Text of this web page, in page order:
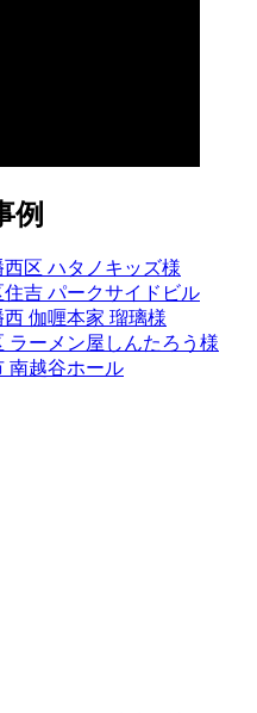
例
区 ハタノキッズ様
吉 パークサイドビル
伽喱本家 瑠璃様
ラーメン屋しんたろう様
南越谷ホール